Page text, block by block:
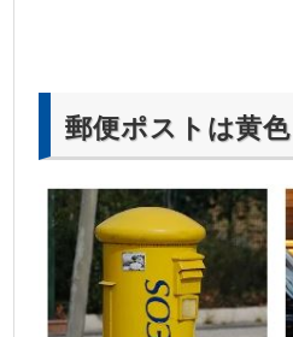
郵便ポストは黄色